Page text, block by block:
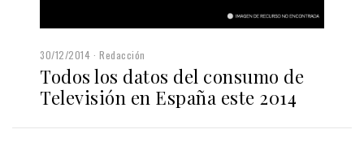
30/12/2014 Redacción
Todos los datos del consumo de
Televisión en España este 2014